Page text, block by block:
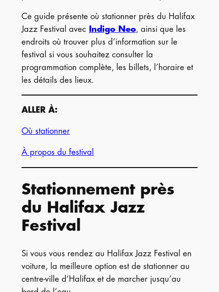
Ce guide présente où stationner près du Halifax
Jazz Festival avec
Indigo Neo, ainsi que les
endroits où trouver plus d’information sur le
festival si vous souhaitez consulter la
programmation complète, les billets, l’horaire et
les détails des lieux.
ALLER À:
Où stationner
À propos du festival
Stationnement près
du Halifax Jazz
Festival
Si vous vous rendez au Halifax Jazz Festival en
voiture, la meilleure option est de stationner au
centre-ville d’Halifax et de marcher jusqu’au